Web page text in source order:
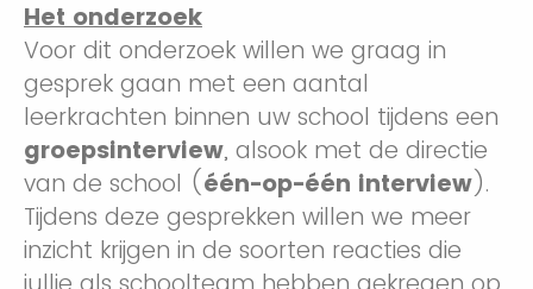
Het onderzoek
Voor dit onderzoek willen we graag in
gesprek gaan met een aantal
leerkrachten binnen uw school tijdens een
groepsinterview, alsook met de directie
van de school (één-op-één interview).
Tijdens deze gesprekken willen we meer
inzicht krijgen in de soorten reacties die